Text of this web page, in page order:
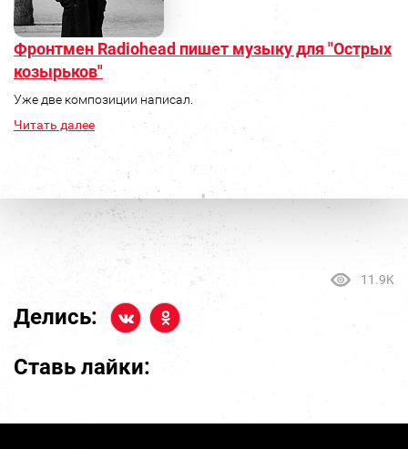
Фронтмен Radiohead пишет музыку для "Острых
козырьков"
Уже две композиции написал.
Читать далее
11.9K
Делись:
Ставь лайки: